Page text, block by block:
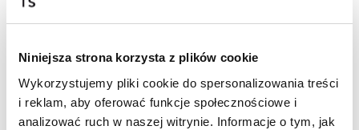
Niniejsza strona korzysta z plików cookie
Wykorzystujemy pliki cookie do spersonalizowania treści
i reklam, aby oferować funkcje społecznościowe i
analizować ruch w naszej witrynie. Informacje o tym, jak
📸 OZNACZAJ NAS NA ZDJĘCIACH